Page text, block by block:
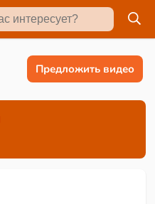
Предложить видео